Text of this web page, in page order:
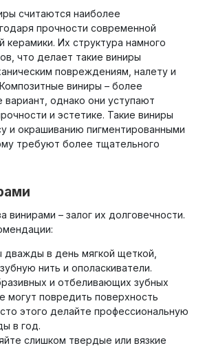
считаются наиболее
прочности современной
керамики. Их структура намного
что делает такие виниры
повреждениям, налету и
виниры – более
вариант, однако они уступают
и эстетике. Такие виниры
и окрашиванию пигментированными
требуют более тщательного
винирами – залог их долговечности.
дважды в день мягкой щеткой,
нить и ополаскиватели.
и отбеливающих зубных
могут повредить поверхность
этого делайте профессиональную
в год.
слишком твердые или вязкие